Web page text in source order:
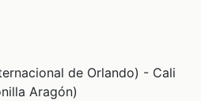
de Orlando) - Cali
Aragón)